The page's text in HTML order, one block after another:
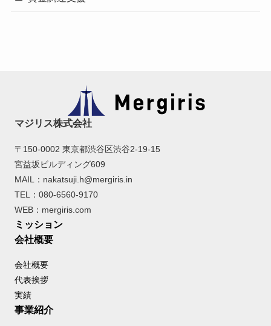
マジリス株式会社
〒150-0002 東京都渋谷区渋谷2-19-15
宮益坂ビルディング609
MAIL：nakatsuji.h@mergiris.in
TEL：080-6560-9170
WEB：mergiris.com
ミッション
会社概要
会社概要
代表挨拶
実績
事業紹介